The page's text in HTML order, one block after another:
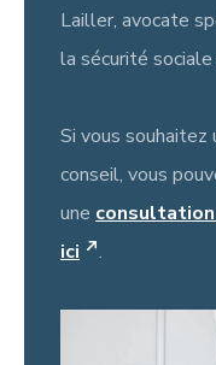
Lailler, avocate
la sécurité
Si vous souhaitez
conseil, vous
une
ici
.